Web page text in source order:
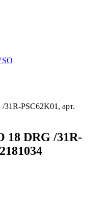
PSC62K01, арт.
18 DRG /31R-